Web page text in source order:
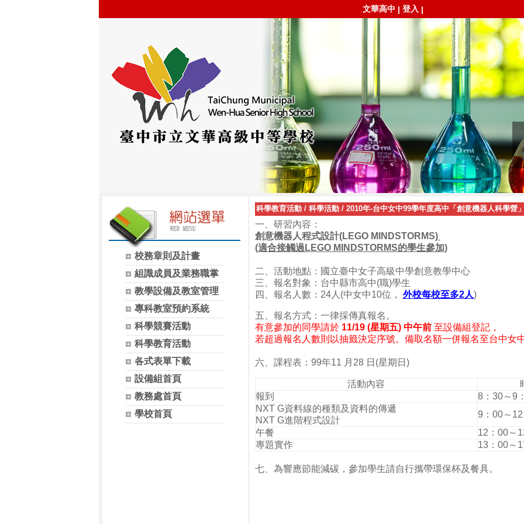
文華高中 | 登入 |
校務章則及計畫
組識成員及業務職掌
教學設備及教室管理
專科教室預約系統
科學競賽活動
科學教育活動
各式表單下載
設備組首頁
教務處首頁
學校首頁
科學教育活動/ 科學活動/ 2010年-台中女中99學年度高中「創意機器人科學營
一、研習內容：
創意機器人程式設計(LEGO MINDSTORMS)
(適合接觸過LEGO MINDSTORMS的學生參加)
二、活動地點：國立臺中女子高級中學創意教學中心
三、報名對象：台中縣市高中(職)學生
四、報名人數：24人(中女中10位， 外校每校至多2人)
五、報名方式：一律採傳真報名。
有意參加的同學請於 11/19 (星期五) 中午前至設備組登記，
若超過報名人數則以抽籤決定序號。備取名額一併報名至台中女
六、課程表：99年11 月28 日(星期日)
活動內容
報到
8：30～9
NXT G資料線的種類及資料的傳遞
NXT G進階程式設計
9：00～
午餐
12：00～
專題實作
13：00～
七、為響應節能減碳，參加學生請自行攜帶環保杯及餐具。